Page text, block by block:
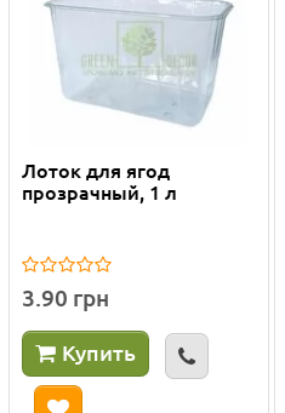
Лоток для ягод
прозрачный, 1 л
3.90 грн
Купить